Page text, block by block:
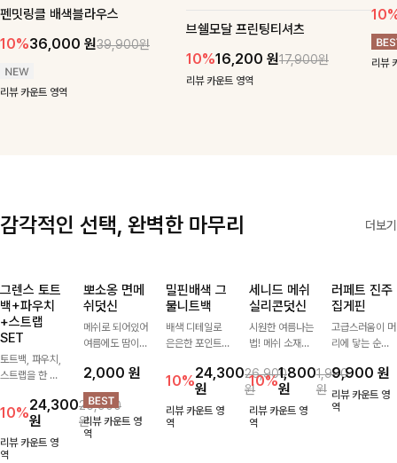
펜밋링클 배색블라우스
10%36,000 원39,900원
리뷰 카운트 영역
브쉘모달 프린팅티셔츠
10%16,200 원17,900원
리뷰 카운트 영역
리뷰
감각적인 선택, 완벽한 마무리 더보기
그렌스 토트
백+파우치
+스트랩
SET
토트백, 파우치,
스트랩을 한 번
ITEM활용도 높
게 어디에든 다
양하게 즐겨주세
요 ;)
10%24,300
원
26,900
원
리뷰 카운트 영
역
뽀소옹 면메
쉬덧신
메쉬로 되어있어
여름에도 땀이
음도 당당해지세
요:-)
2,000 원
리뷰 카운트 영
역
밀핀배색 그
물니트백
배색 디테일로
은은한 포인트를
백 🤍 가볍고 내
추럴한 무드로
썸머 시즌 데일
리하게 들기 좋
10%24,300
원
26,900
원
리뷰 카운트 영
역
세니드 메쉬
실리콘덧신
시원한 여름나는
법! 메쉬 소재배
착용감을 선사하
는 덧신이에요:)
10%1,800
원
1,900
원
리뷰 카운트 영
역
러페트 진주
집게핀
고급스러움이 머
리에 닿는 순간,
지는 그 날의 분
위기를 느껴보세
요:)
9,900원
리뷰 카운트 영
역